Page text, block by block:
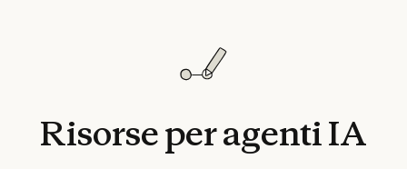
RisorseperagentiIA